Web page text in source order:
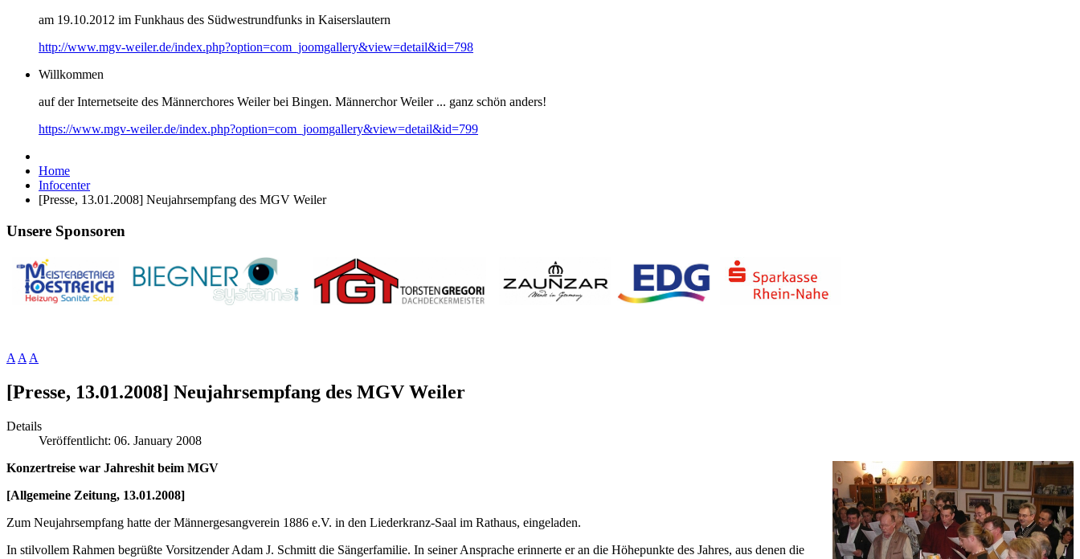
am 19.10.2012 im Funkhaus des Südwestrundfunks in Kaiserslautern
http://www.mgv-weiler.de/index.php?option=com_joomgallery&view=detail&id=798
Willkommen
auf der Internetseite des Männerchores Weiler bei Bingen. Männerchor Weiler ... ganz schön anders!
https://www.mgv-weiler.de/index.php?option=com_joomgallery&view=detail&id=799
Home
Infocenter
[Presse, 13.01.2008] Neujahrsempfang des MGV Weiler
Unsere Sponsoren
AAA
[Presse, 13.01.2008] Neujahrsempfang des MGV Weiler
Details
Veröffentlicht: 06. January 2008
Konzertreise war Jahreshit beim MGV
[Allgemeine Zeitung, 13.01.2008]
Zum Neujahrsempfang hatte der Männergesangverein 1886 e.V. in den Liederkranz-Saal im Rathaus, eingeladen.
In stilvollem Rahmen begrüßte Vorsitzender Adam J. Schmitt die Sängerfamilie. In seiner Ansprache erinnerte er an die Höhepunkte des Jahres, aus denen die